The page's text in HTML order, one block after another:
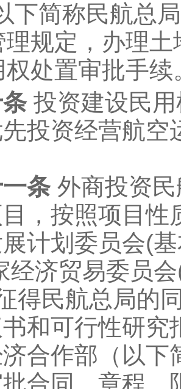
下简称民航总
规定，办理土
权处置审批手续
投资建设民用
投资经营航空
条外商投资民
，按照项目性
计划委员会(
经济贸易委员
得民航总局的
和可行性研究
合作部（以下
合同、章程。